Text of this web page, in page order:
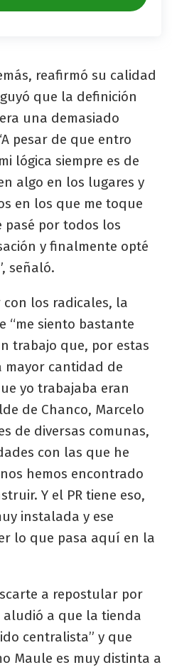
reafirmó su calidad
que la definición
una demasiado
pesar de que entro
lógica siempre es de
algo en los lugares y
en los que me toque
pasé por todos los
y finalmente opté
señaló.
los radicales, la
“me siento bastante
trabajo que, por estas
mayor cantidad de
yo trabajaba eran
de Chanco, Marcelo
de diversas comunas,
con las que he
hemos encontrado
Y el PR tiene eso,
instalada y ese
lo que pasa aquí en la
a repostular por
aludió a que la tienda
centralista” y que
Maule es muy distinta a